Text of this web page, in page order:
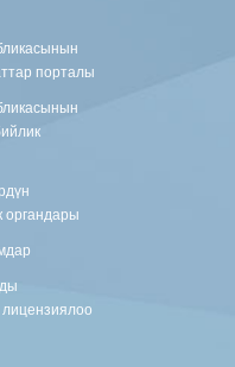
порталы
органдары